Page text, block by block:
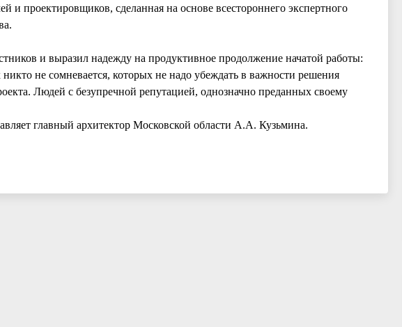
проектировщиков, сделанная на основе всестороннего экспертного
и выразил надежду на продуктивное продолжение начатой работы:
не сомневается, которых не надо убеждать в важности решения
Людей с безупречной репутацией, однозначно преданных своему
главный архитектор Московской области А.А. Кузьмина.